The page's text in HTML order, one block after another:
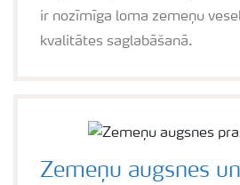
ir nozīmīga loma zemeņu
kvalitātes saglabāšanā.
Zemeņu augsnes